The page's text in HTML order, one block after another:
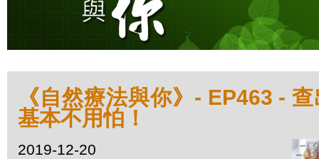
《自然療法與你》- EP463 -
基本不用怕！
2019-12-20